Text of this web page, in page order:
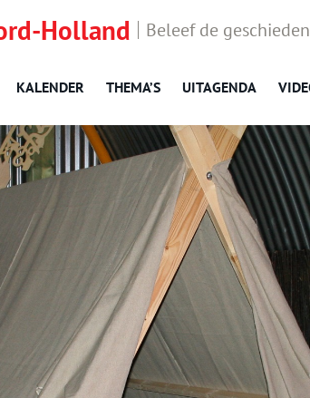
Holland Beleef de
KALENDER THEMA’S UITAGENDA